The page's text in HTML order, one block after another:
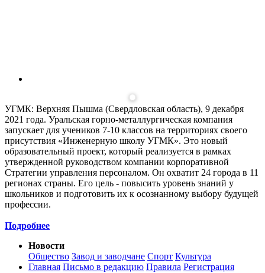
УГМК: Верхняя Пышма (Свердловская область), 9 декабря
2021 года. Уральская горно-металлургическая компания
запускает для учеников 7-10 классов на территориях своего
присутствия «Инженерную школу УГМК». Это новый
образовательный проект, который реализуется в рамках
утвержденной руководством компании корпоративной
Стратегии управления персоналом. Он охватит 24 города в 11
регионах страны. Его цель - повысить уровень знаний у
школьников и подготовить их к осознанному выбору будущей
профессии.
Подробнее
Новости
Общество Завод и заводчане Спорт Культура
Главная Письмо в редакцию Правила Регистрация